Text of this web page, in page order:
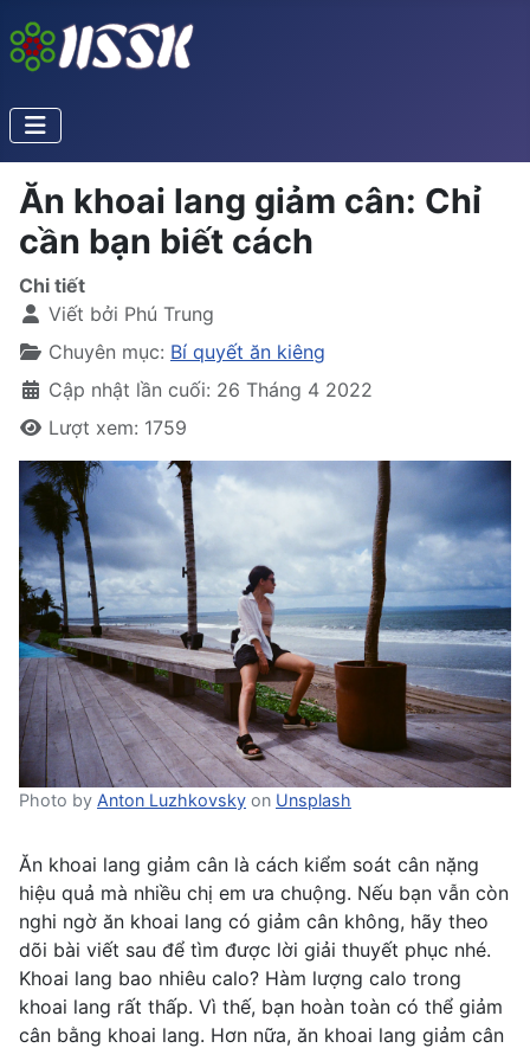
Ăn khoai lang giảm cân: Chỉ
cần bạn biết cách
Chi tiết
Viết bởi Phú Trung
Chuyên mục: Bí quyết ăn kiêng
Cập nhật lần cuối: 26 Tháng 4 2022
Lượt xem: 1759
Photo by Anton Luzhkovsky on Unsplash
Ăn khoai lang giảm cân là cách kiểm soát cân nặng
hiệu quả mà nhiều chị em ưa chuộng. Nếu bạn vẫn còn
nghi ngờ ăn khoai lang có giảm cân không, hãy theo
dõi bài viết sau để tìm được lời giải thuyết phục nhé.
Khoai lang bao nhiêu calo? Hàm lượng calo trong
khoai lang rất thấp. Vì thế, bạn hoàn toàn có thể giảm
cân bằng khoai lang. Hơn nữa, ăn khoai lang giảm cân